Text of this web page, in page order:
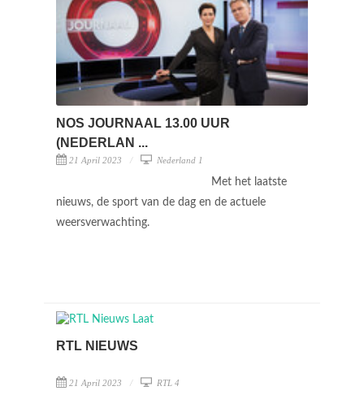
NOS JOURNAAL 13.00 UUR
(NEDERLAN ...
21 April 2023 Nederland 1
Met het laatste
nieuws, de sport van de dag en de actuele
weersverwachting.
RTL NIEUWS
21 April 2023 RTL 4